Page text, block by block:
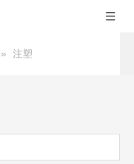
» 注塑